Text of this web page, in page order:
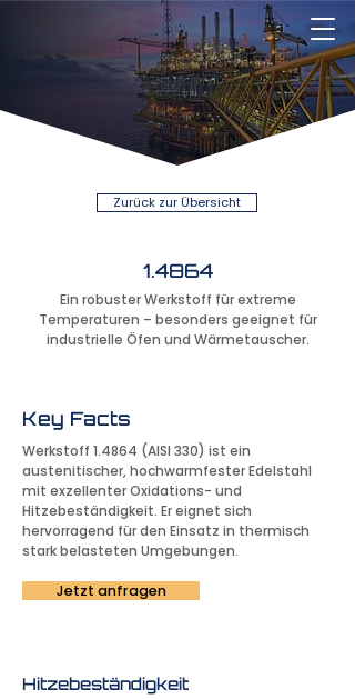
Zurück zur Übersicht
1.4864
Ein robuster Werkstoff für extreme
Temperaturen – besonders geeignet für
industrielle Öfen und Wärmetauscher.
Key Facts
Werkstoff 1.4864 (AISI 330) ist ein
austenitischer, hochwarmfester Edelstahl
mit exzellenter Oxidations- und
Hitzebeständigkeit. Er eignet sich
hervorragend für den Einsatz in thermisch
stark belasteten Umgebungen.
Jetzt anfragen
Hitzebeständigkeit